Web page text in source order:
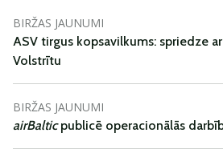
BIRŽAS JAUNUMI
ASV tirgus kopsavilkums: spriedze
Volstrītu
BIRŽAS JAUNUMI
airBalticpublicē operacionālās